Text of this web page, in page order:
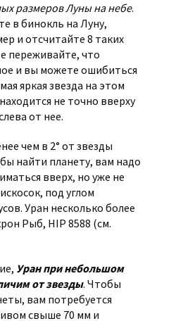
размеров Луны на небе.
в бинокль на Луну,
и отсчитайте 8 таких
переживайте, что
и вы можете ошибиться
яркая звезда на этом
не точно вверху
от нее.
чем в 2° от звезды
найти планету, вам надо
вверх, но уже не
под углом
Уран несколько более
Рыб, HIP 8588 (см.
Уран при небольшом
от звезды. Чтобы
вам потребуется
свыше 70 мм и